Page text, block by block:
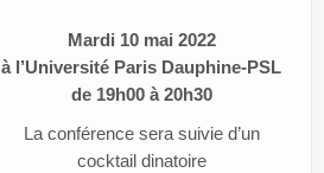
Mardi 10 mai 2022
à l’Université Paris Dauphine-PSL
de 19h00 à 20h30
La conférence sera suivie d’un
cocktail dinatoire